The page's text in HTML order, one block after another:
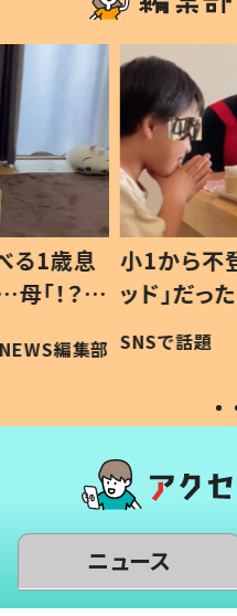
歳息
？」
編集部
小1から不登校
ッド」だった
作り続ける理
#令和の子
SNSで話題
ニュース